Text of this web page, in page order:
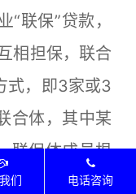
联保”贷款，
相担保，联合
式，即3家或3
合体，其中某
联保体成员根
。
们 电话咨询